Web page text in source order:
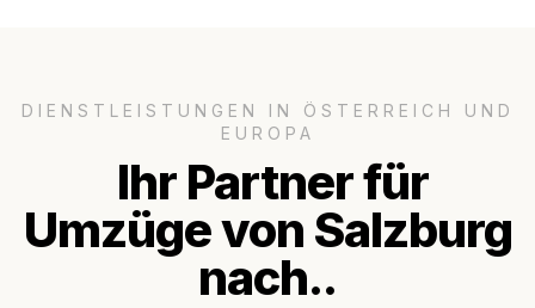
DIENSTLEISTUNGEN IN ÖSTERREICH UND
EUROPA
Ihr Partner für
Umzüge von Salzburg
nach..